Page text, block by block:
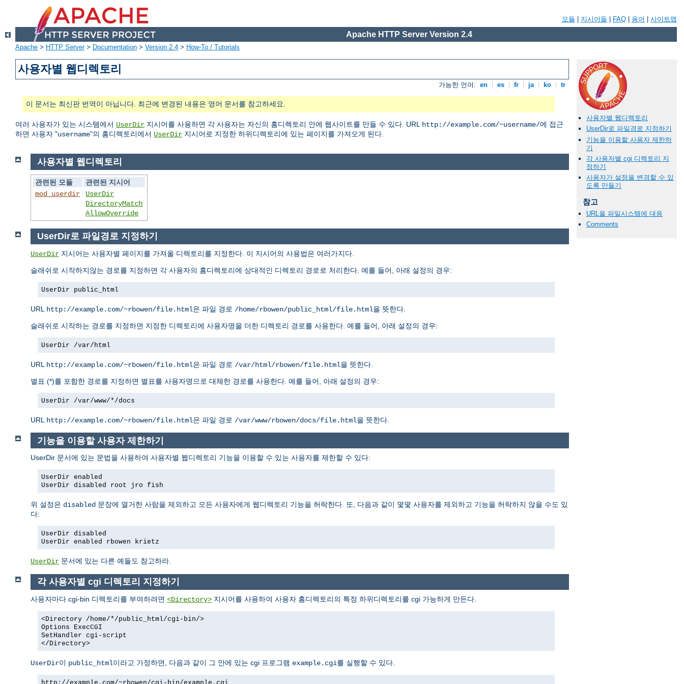
모듈 지시어들 FAQ 용어 사이트맵
Apache HTTP Server Version 2.4
Apache > HTTP Server> Documentation > Version 2.4 > How-To / Tutorials
사용자별 웹디렉토리
가능한 언어: en es fr ja ko tr
이 문서는 최신판 번역이 아닙니다. 최근에 변경된 내용은 영어 문서를 참고하세요.
여러 사용자가 있는 시스템에서 UserDir 지시어를 사용하면 각 사용자는 자신의 홈디렉토리 안에 웹사이트를 만들 수 있다. URL http://example.com/~username/에 접근
하면 사용자 "username"의 홈디렉토리에서 UserDir 지시어로 지정한 하위디렉토리에 있는 페이지를 가져오게 된다.
사용자별 웹디렉토리
UserDir로 파일경로 지정하기
기능을 이용할 사용자 제한하
기
각 사용자별 cgi 디렉토리 지
정하기
사용자가 설정을 변경할 수 있
도록 만들기
참고
URL을 파일시스템에 대응
Comments
사용자별 웹디렉토리
관련된 모듈
관련된 지시어
mod_userdir
UserDir
DirectoryMatch
AllowOverride
UserDir로 파일경로 지정하기
UserDir 지시어는 사용자별 페이지를 가져올 디렉토리를 지정한다. 이 지시어의 사용법은 여러가지다.
슬래쉬로 시작하지않는 경로를 지정하면 각 사용자의 홈디렉토리에 상대적인 디렉토리 경로로 처리한다. 예를 들어, 아래 설정의 경우:
UserDir public_html
URL http://example.com/~rbowen/file.html은 파일 경로 /home/rbowen/public_html/file.html을 뜻한다.
슬래쉬로 시작하는 경로를 지정하면 지정한 디렉토리에 사용자명을 더한 디렉토리 경로를 사용한다. 예를 들어, 아래 설정의 경우:
UserDir /var/html
URL http://example.com/~rbowen/file.html은 파일 경로 /var/html/rbowen/file.html을 뜻한다.
별표 (*)를 포함한 경로를 지정하면 별표를 사용자명으로 대체한 경로를 사용한다. 예를 들어, 아래 설정의 경우:
UserDir /var/www/*/docs
URL http://example.com/~rbowen/file.html은 파일 경로 /var/www/rbowen/docs/file.html을 뜻한다.
기능을 이용할 사용자 제한하기
UserDir 문서에 있는 문법을 사용하여 사용자별 웹디렉토리 기능을 이용할 수 있는 사용자를 제한할 수 있다:
UserDir enabled
UserDir disabled root jro fish
위 설정은 disabled 문장에 열거한 사람을 제외하고 모든 사용자에게 웹디렉토리 기능을 허락한다. 또, 다음과 같이 몇몇 사용자를 제외하고 기능을 허락하지 않을 수도 있
다:
UserDir disabled
UserDir enabled rbowen krietz
UserDir 문서에 있는 다른 예들도 참고하라.
각 사용자별 cgi 디렉토리 지정하기
사용자마다 cgi-bin 디렉토리를 부여하려면 <Directory> 지시어를 사용하여 사용자 홈디렉토리의 특정 하위디렉토리를 cgi 가능하게 만든다.
<Directory /home/*/public_html/cgi-bin/>
Options ExecCGI
SetHandler cgi-script
</Directory>
UserDir이 public_html이라고 가정하면, 다음과 같이 그 안에 있는 cgi 프로그램 example.cgi를 실행할 수 있다.